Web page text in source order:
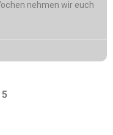
nehmen wir euch
5